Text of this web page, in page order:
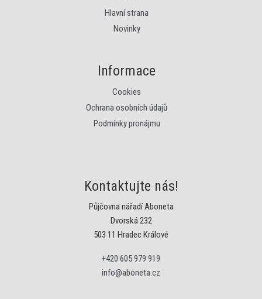
Hlavní strana
Novinky
Informace
Cookies
Ochrana osobních údajů
Podmínky pronájmu
Kontaktujte nás!
Půjčovna nářadí Aboneta
Dvorská 232
503 11 Hradec Králové
+420 605 979 919
info@aboneta.cz